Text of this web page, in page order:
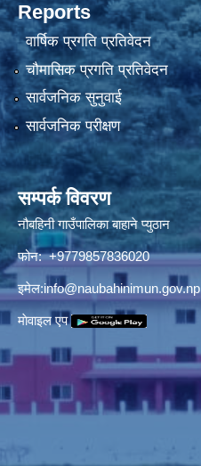
Reports
वार्षिक प्रगति प्रतिवेदन
चौमासिक प्रगति प्रतिवेदन
सार्वजनिक सुनुवाई
सार्वजनिक परीक्षण
सम्पर्क विवरण
नौबहिनी गाउँपालिका बाहाने प्युठान
फोन: +9779857836020
इमेल:info@naubahinimun.gov.np
माेवाइल एप